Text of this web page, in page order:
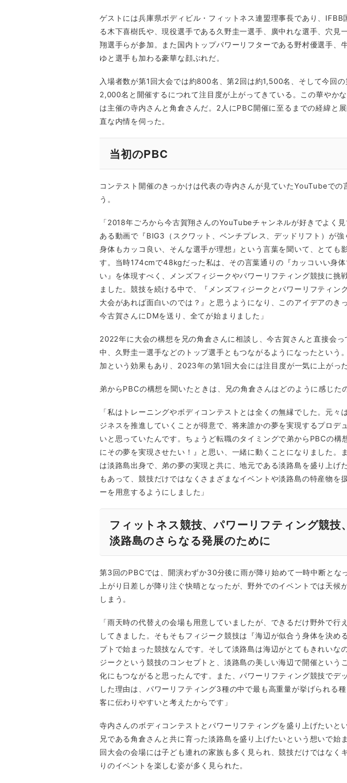
ゲストには兵庫県ボディビル・フィットネス連盟理事長であり、IFBB
る木下喜樹氏や、現役選手である久野圭一選手、廣中れな選手、穴見
翔選手らが参加。また国内トップパワーリフターである野村優選手、
ゆと選手も加わる豪華な顔ぶれだ。
入場者数が第1回大会では約800名、第2回は約1,500名、そして今回
2,000名と開催するにつれて注目度が上がってきている。この華やか
は主催の寺内さんと角倉さんだ。2人にPBC開催に至るまでの経緯と
直な内情を伺った。
当初のPBC
コンテスト開催のきっかけは代表の寺内さんが見ていたYouTubeでの
う。
「2018年ごろから今古賀翔さんのYouTubeチャンネルが好きでよく見
ある動画で『BIG3（スクワット、ベンチプレス、デッドリフト）が強
身体もカッコ良い、そんな選手が理想』という言葉を聞いて、とても
す。当時174cmで48kgだった私は、その言葉通りの『カッコいい身
い』を体現すべく、メンズフィジークやパワーリフティング競技に挑
ました。競技を続ける中で、『メンズフィジークとパワーリフティン
大会があれば面白いのでは？』と思うようになり、このアイデアのき
今古賀さんにDMを送り、全てが始まりました」
2022年に大会の構想を兄の角倉さんに相談し、今古賀さんと直接会っ
中、久野圭一選手などのトップ選手ともつながるようになったという
加という効果もあり、2023年の第1回大会には注目度が一気に上がった
弟からPBCの構想を聞いたときは、兄の角倉さんはどのように感じた
「私はトレーニングやボディコンテストとは全くの無縁でした。元々
ジネスを推進していくことが得意で、将来誰かの夢を実現するプロデ
いと思っていたんです。ちょうど転職のタイミングで弟からPBCの構
にその夢を実現させたい！』と思い、一緒に動くことになりました。
は淡路島出身で、弟の夢の実現と共に、地元である淡路島を盛り上げ
もあって、競技だけではなくさまざまなイベントや淡路島の特産物を
ーを用意するようにしました」
フィットネス競技、パワーリフティング競技
淡路島のさらなる発展のために
第3回のPBCでは、開演わずか30分後に雨が降り始めて一時中断とな
上がり日差しが降り注ぐ快晴となったが、野外でのイベントでは天候
しまう。
「雨天時の代替えの会場も用意していましたが、できるだけ野外で行
してきました。そもそもフィジーク競技は『海辺が似合う身体を決め
プトで始まった競技なんです。そして淡路島は海辺がとてもきれいな
ジークという競技のコンセプトと、淡路島の美しい海辺で開催という
化にもつながると思ったんです。また、パワーリフティング競技でデ
した理由は、パワーリフティング3種の中で最も高重量が挙げられる
客に伝わりやすいと考えたからです」
寺内さんのボディコンテストとパワーリフティングを盛り上げたいと
兄である角倉さんと共に育った淡路島を盛り上げたいという想いで始
回大会の会場には子ども連れの家族も多く見られ、競技だけではなく
りのイベントを楽しむ姿が多く見られた。